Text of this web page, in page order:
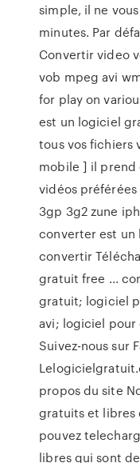
simple, il ne
minutes. Par
Convertir video
vob mpeg avi
for play on
est un logiciel
tous vos fichiers
mobile ] il prend
vidéos
3gp 3g2 zune
converter est
convertir
gratuit free ...
gratuit; logiciel
avi; logiciel
Suivez-nous sur
propos du site
gratuits et libres
pouvez
libres qui sont